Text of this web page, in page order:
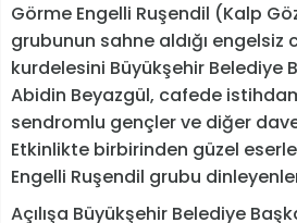
Görme Engelli Ruşendil (Kalp
grubunun sahne aldığı engelsiz
kurdelesini Büyükşehir Belediye
Abidin Beyazgül, cafede
sendromlu gençler ve diğer
Etkinlikte birbirinden güzel
Engelli Ruşendil grubu
Açılışa Büyükşehir Belediye